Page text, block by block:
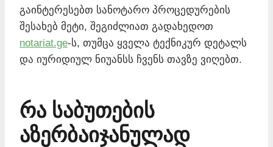
გაინტერესებთ სანოტარო პროცედურების
შესახებ მეტი, შეგიძლიათ გადახედოთ
notariat.ge-ს, თუმცა ყველა ტექნიკურ დეტალს
და იურიდიულ ნიუანსს ჩვენს თავზე ვიღებთ.
რა საბუთების
აზერბაიჯანულად